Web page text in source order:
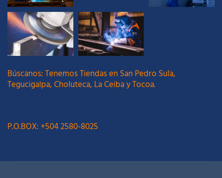
Búscanos: Tenemos Tiendas en San Pedro Sula,
Tegucigalpa, Choluteca, La Ceiba y Tocoa.
P.O.BOX: +504 2580-8025